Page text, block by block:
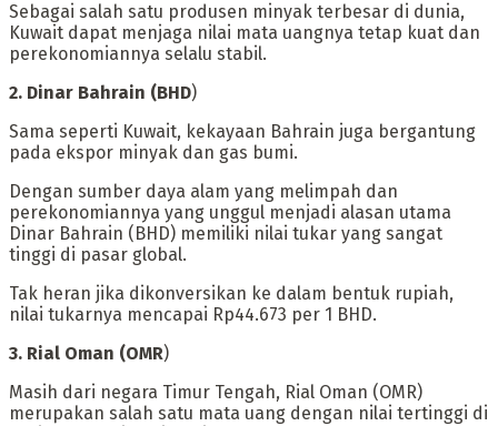
‎Sebagai salah satu produsen minyak terbesar di dunia,
Kuwait dapat menjaga nilai mata uangnya tetap kuat dan
perekonomiannya selalu stabil.
‎2. Dinar Bahrain (BHD)
‎Sama seperti Kuwait, kekayaan Bahrain juga bergantung
pada ekspor minyak dan gas bumi.
Dengan sumber daya alam yang melimpah dan
perekonomiannya yang unggul menjadi alasan utama
Dinar Bahrain (BHD) memiliki nilai tukar yang sangat
tinggi di pasar global.
‎Tak heran jika dikonversikan ke dalam bentuk rupiah,
nilai tukarnya mencapai Rp44.673 per 1 BHD.
‎3. Rial Oman (OMR)
‎Masih dari negara Timur Tengah, Rial Oman (OMR)
merupakan salah satu mata uang dengan nilai tertinggi di